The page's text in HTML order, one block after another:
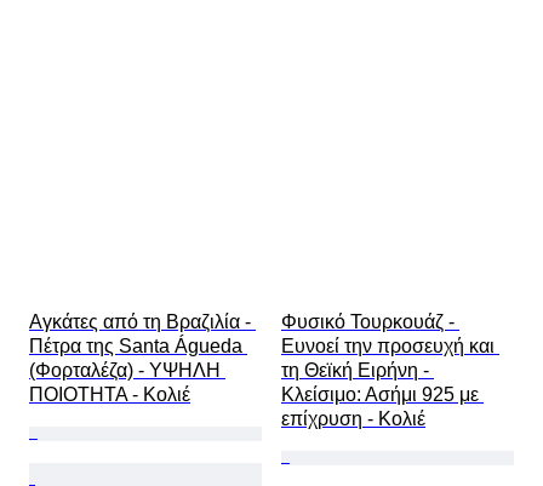
Αγκάτες από τη Βραζιλία -
Πέτρα της Santa Águeda
(Φορταλέζα) - ΥΨΗΛΗ
ΠΟΙΟΤΗΤΑ - Κολιέ
Φυσικό Τουρκουάζ -
Ευνοεί την προσευχή και
τη Θεϊκή Ειρήνη -
Κλείσιμο: Ασήμι 925 με
επίχρυση - Κολιέ